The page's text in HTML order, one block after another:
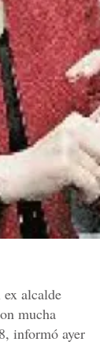
alcalde
mucha
informó ayer